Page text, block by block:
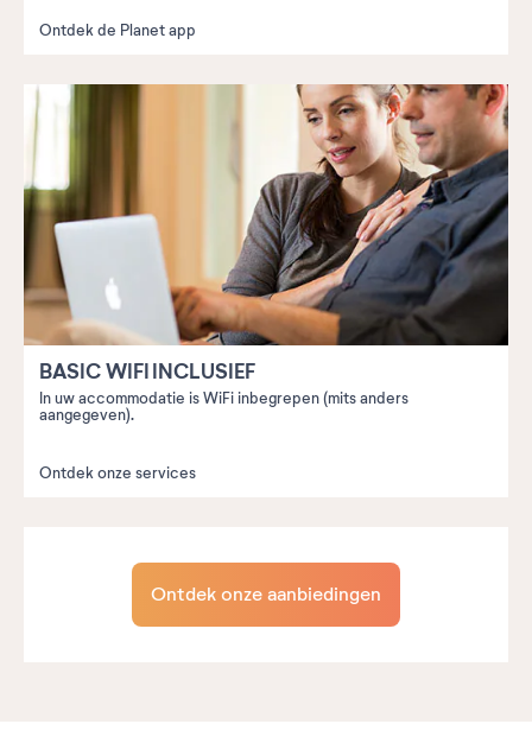
Ontdek de Planet app
BASIC WIFI INCLUSIEF
In uw accommodatie is WiFi inbegrepen (mits anders
aangegeven).
Ontdek onze services
Ontdek onze aanbiedingen